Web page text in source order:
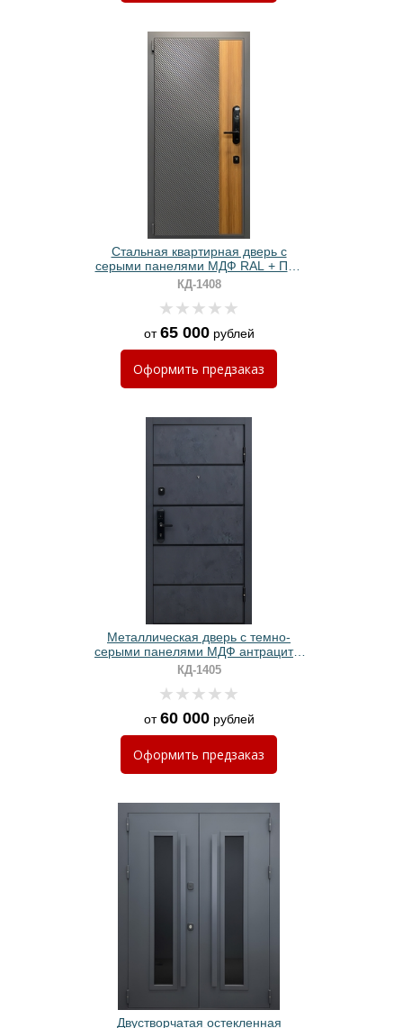
Стальная квартирная дверь с
серыми панелями МДФ RAL + ПВХ
и биометрическим замком
КД-1408
от65 000рублей
Оформить предзаказ
Металлическая дверь с темно-
серыми панелями МДФ антрацит с
электронным замком
КД-1405
от60 000рублей
Оформить предзаказ
Двустворчатая остекленная